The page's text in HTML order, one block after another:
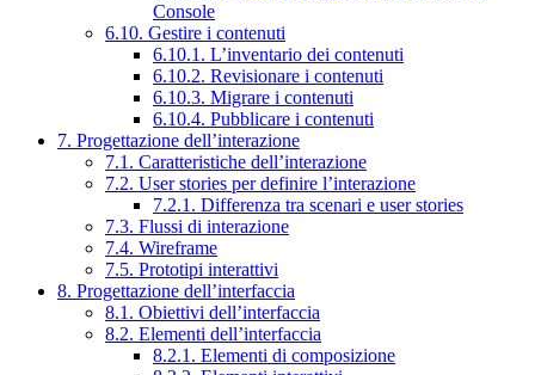
Console
6.10. Gestire i contenuti
6.10.1. L’inventario dei contenuti
6.10.2. Revisionare i contenuti
6.10.3. Migrare i contenuti
6.10.4. Pubblicare i contenuti
7. Progettazione dell’interazione
7.1. Caratteristiche dell’interazione
7.2. User stories per definire l’interazione
7.2.1. Differenza tra scenari e user stories
7.3. Flussi di interazione
7.4. Wireframe
7.5. Prototipi interattivi
8. Progettazione dell’interfaccia
8.1. Obiettivi dell’interfaccia
8.2. Elementi dell’interfaccia
8.2.1. Elementi di composizione